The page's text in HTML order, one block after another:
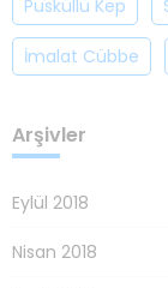
Püsküllü Kep
İmalat Cübbe
Arşivler
Eylül 2018
Nisan 2018